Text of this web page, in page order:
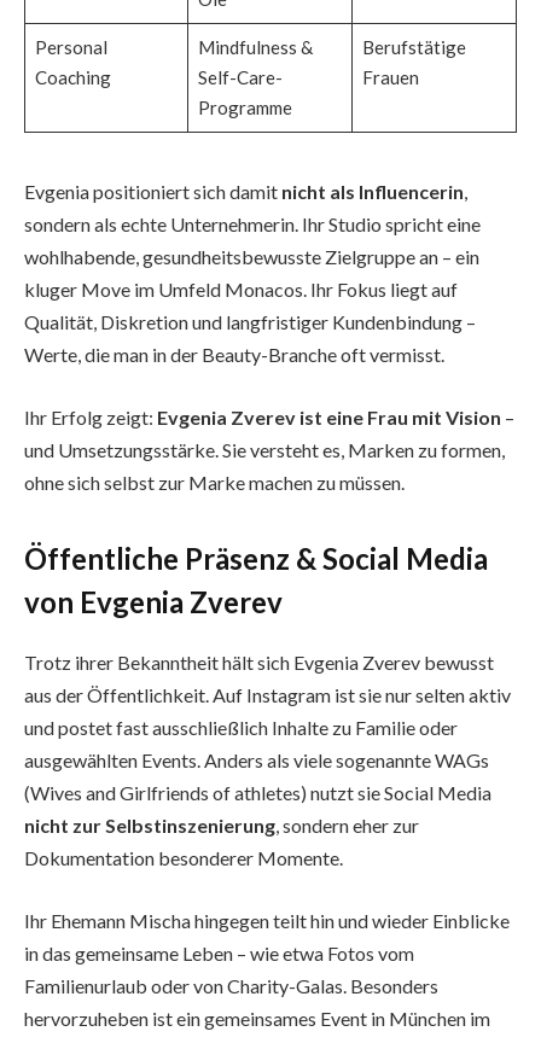
Personal
Coaching
Mindfulness &
Self-Care-
Programme
Berufstätige
Frauen
Evgenia positioniert sich damit nicht als Influencerin,
sondern als echte Unternehmerin. Ihr Studio spricht eine
wohlhabende, gesundheitsbewusste Zielgruppe an – ein
kluger Move im Umfeld Monacos. Ihr Fokus liegt auf
Qualität, Diskretion und langfristiger Kundenbindung –
Werte, die man in der Beauty-Branche oft vermisst.
Ihr Erfolg zeigt: Evgenia Zverev ist eine Frau mit Vision –
und Umsetzungsstärke. Sie versteht es, Marken zu formen,
ohne sich selbst zur Marke machen zu müssen.
Öffentliche Präsenz & Social Media
von Evgenia Zverev
Trotz ihrer Bekanntheit hält sich Evgenia Zverev bewusst
aus der Öffentlichkeit. Auf Instagram ist sie nur selten aktiv
und postet fast ausschließlich Inhalte zu Familie oder
ausgewählten Events. Anders als viele sogenannte WAGs
(Wives and Girlfriends of athletes) nutzt sie Social Media
nicht zur Selbstinszenierung, sondern eher zur
Dokumentation besonderer Momente.
Ihr Ehemann Mischa hingegen teilt hin und wieder Einblicke
in das gemeinsame Leben – wie etwa Fotos vom
Familienurlaub oder von Charity-Galas. Besonders
hervorzuheben ist ein gemeinsames Event in München im